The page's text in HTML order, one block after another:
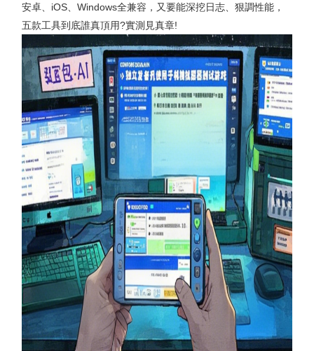
安卓、iOS、Windows全兼容，又要能深挖日志、狠調性能，
五款工具到底誰真頂用?實測見真章!